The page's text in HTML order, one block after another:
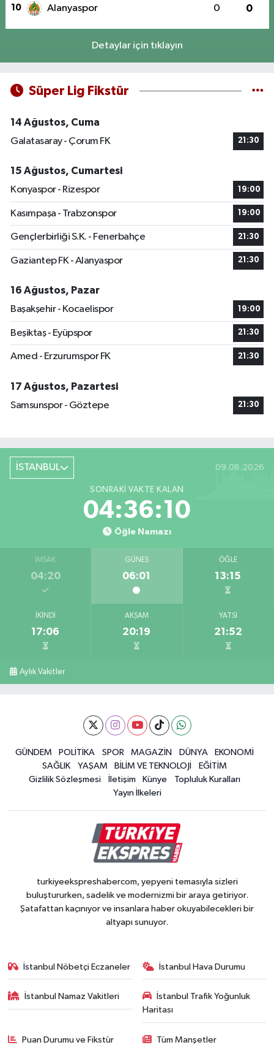
10 Alanyaspor 0 0
Detaylar için tıklayın
Süper Lig Fikstür
14 Ağustos, Cuma
Galatasaray - Çorum FK
21:30
15 Ağustos, Cumartesi
Konyaspor - Rizespor
19:00
Kasımpaşa - Trabzonspor 19:00
Gençlerbirliği S.K. - Fenerbahçe 21:30
Gaziantep FK - Alanyaspor 21:30
16 Ağustos, Pazar
Başakşehir - Kocaelispor
19:00
Beşiktaş - Eyüpspor 21:30
Amed - Erzurumspor FK 21:30
17 Ağustos, Pazartesi
Samsunspor - Göztepe
21:30
İSTANBUL 09.08.2026
SONRAKI VAKTE KALAN
04:36:09
Öğle Namazı
İMSAK
04:20
GÜNEŞ
06:01
ÖĞLE
13:15
İKINDI
17:06
AKŞAM
20:19
YATSI
21:52
Aylık Vakitler
GÜNDEM POLİTİKA SPOR MAGAZİN DÜNYA
EKONOMİ
SAĞLIK
YAŞAM BİLİM VE TEKNOLOJİ
EĞİTİM
Gizlilik Sözleşmesi
İletişim Künye
Topluluk Kuralları
Yayın İlkeleri
turkiyeekspreshabercom, yepyeni temasıyla sizleri
buluştururken, sadelik ve modernizmi bir araya getiriyor.
Şatafattan kaçınıyor ve insanlara haber okuyabilecekleri bir
altyapı sunuyor.
İstanbul Nöbetçi Eczaneler İstanbul Hava Durumu
İstanbul Namaz Vakitleri
İstanbul Trafik Yoğunluk
Haritası
Puan Durumu ve Fikstür Tüm Manşetler